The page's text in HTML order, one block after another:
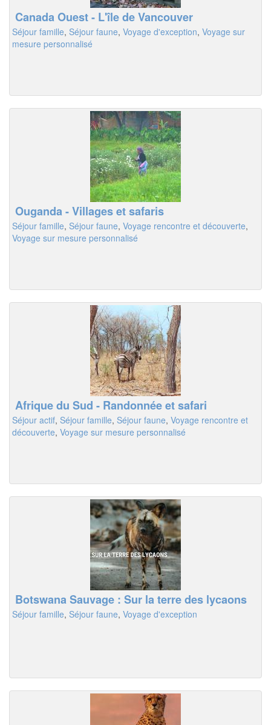
Canada Ouest - L'île de Vancouver
Séjour famille, Séjour faune, Voyage d'exception, Voyage sur
mesure personnalisé
Ouganda - Villages et safaris
Séjour famille, Séjour faune, Voyage rencontre et découverte,
Voyage sur mesure personnalisé
Afrique du Sud - Randonnée et safari
Séjour actif, Séjour famille, Séjour faune, Voyage rencontre et
découverte, Voyage sur mesure personnalisé
Botswana Sauvage : Sur la terre des lycaons
Séjour famille, Séjour faune, Voyage d'exception